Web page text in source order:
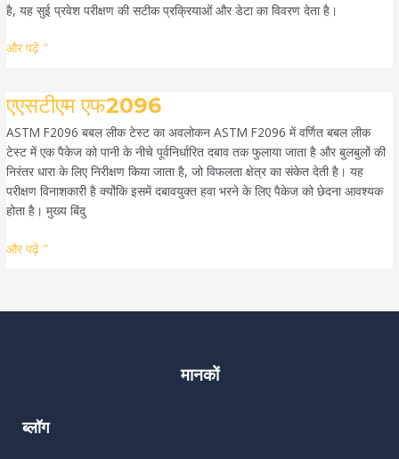
है, यह सुई प्रवेश परीक्षण की सटीक प्रक्रियाओं और डेटा का विवरण देता है।
और पढ़ें "
एएसटीएम एफ2096
ASTM F2096 बबल लीक टेस्ट का अवलोकन ASTM F2096 में वर्णित बबल लीक
टेस्ट में एक पैकेज को पानी के नीचे पूर्वनिर्धारित दबाव तक फुलाया जाता है और बुलबुलों की
निरंतर धारा के लिए निरीक्षण किया जाता है, जो विफलता क्षेत्र का संकेत देती है। यह
परीक्षण विनाशकारी है क्योंकि इसमें दबावयुक्त हवा भरने के लिए पैकेज को छेदना आवश्यक
होता है। मुख्य बिंदु
एएसटीएम
एफ2096
और पढ़ें "
मानकों
ब्लॉग